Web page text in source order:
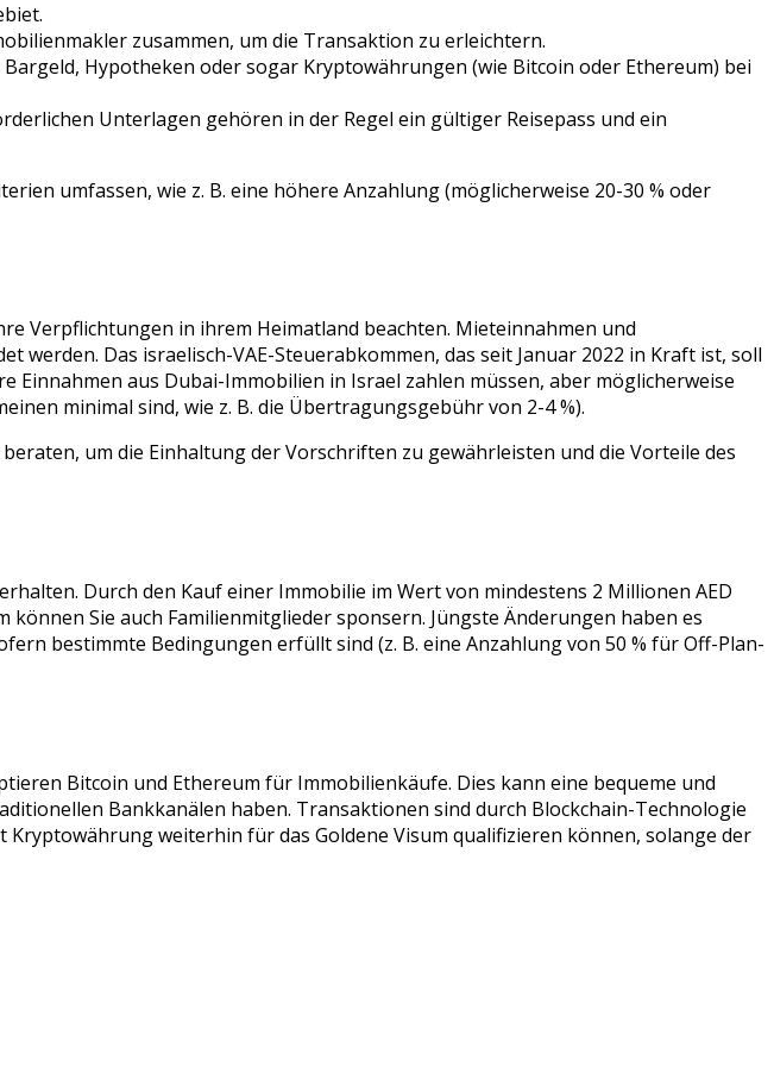
zusammen, um die Transaktion zu erleichtern.
Hypotheken oder sogar Kryptowährungen (wie Bitcoin oder Ethereum) bei
Unterlagen gehören in der Regel ein gültiger Reisepass und ein
umfassen, wie z. B. eine höhere Anzahlung (möglicherweise 20-30 % oder
Verpflichtungen in ihrem Heimatland beachten. Mieteinnahmen und
Das israelisch-VAE-Steuerabkommen, das seit Januar 2022 in Kraft ist, soll
aus Dubai-Immobilien in Israel zahlen müssen, aber möglicherweise
minimal sind, wie z. B. die Übertragungsgebühr von 2-4 %).
um die Einhaltung der Vorschriften zu gewährleisten und die Vorteile des
Durch den Kauf einer Immobilie im Wert von mindestens 2 Millionen AED
Sie auch Familienmitglieder sponsern. Jüngste Änderungen haben es
bestimmte Bedingungen erfüllt sind (z. B. eine Anzahlung von 50 % für Off-Plan-
Bitcoin und Ethereum für Immobilienkäufe. Dies kann eine bequeme und
Bankkanälen haben. Transaktionen sind durch Blockchain-Technologie
weiterhin für das Goldene Visum qualifizieren können, solange der